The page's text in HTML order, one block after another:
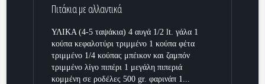
Πιτάκια με αλλαντικά
ΥΛΙΚΑ (4-5 ταψάκια) 4 αυγά 1/2 lt. γάλα 1
κούπα κεφαλοτύρι τριμμένο 1 κούπα φέτα
τριμμένο 1/4 κούπας μπέικον και ζαμπόν
τριμμένο λίγο πιπέρι 1 μεγάλη πιπεριά
κομμένη σε ροδέλες 500 gr. φαρινάπ 1...